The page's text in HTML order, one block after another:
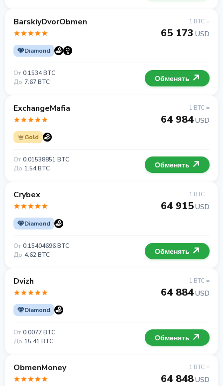
BarskiyDvorObmen
Diamond
1 BTC =
65 173 USD
От 0.1534 BTC
До 7.67 BTC Обменять
ExchangeMafia
Gold
1 BTC =
64 984USD
От 0.01538851 BTC
До 1.54 BTC Обменять
Crybex
Diamond
1 BTC =
64 915USD
От 0.15404696 BTC
До 4.62 BTC Обменять
Dvizh
Diamond
1 BTC =
64 884USD
От 0.0077 BTC
До 15.41 BTC Обменять
ObmenMoney 1 BTC =
64 848USD